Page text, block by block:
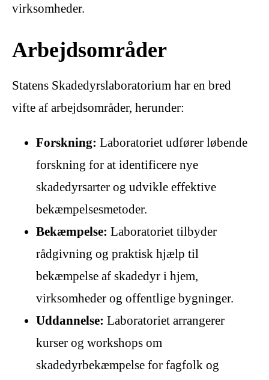
virksomheder.
Arbejdsområder
Statens Skadedyrslaboratorium har en bred
vifte af arbejdsområder, herunder:
Forskning: Laboratoriet udfører løbende
forskning for at identificere nye
skadedyrsarter og udvikle effektive
bekæmpelsesmetoder.
Bekæmpelse: Laboratoriet tilbyder
rådgivning og praktisk hjælp til
bekæmpelse af skadedyr i hjem,
virksomheder og offentlige bygninger.
Uddannelse: Laboratoriet arrangerer
kurser og workshops om
skadedyrbekæmpelse for fagfolk og